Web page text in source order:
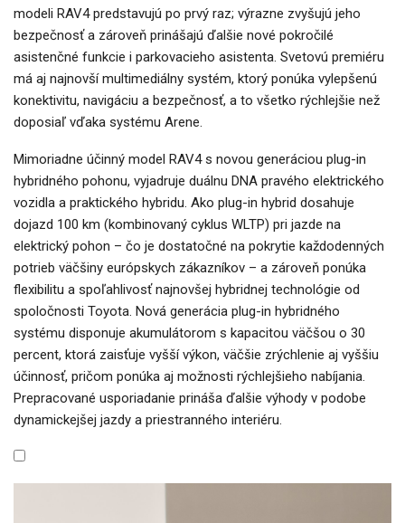
modeli RAV4 predstavujú po prvý raz; výrazne zvyšujú jeho
bezpečnosť a zároveň prinášajú ďalšie nové pokročilé
asistenčné funkcie i parkovacieho asistenta. Svetovú premiéru
má aj najnovší multimediálny systém, ktorý ponúka vylepšenú
konektivitu, navigáciu a bezpečnosť, a to všetko rýchlejšie než
doposiaľ vďaka systému Arene.
Mimoriadne účinný model RAV4 s novou generáciou plug-in
hybridného pohonu, vyjadruje duálnu DNA pravého elektrického
vozidla a praktického hybridu. Ako plug-in hybrid dosahuje
dojazd 100 km (kombinovaný cyklus WLTP) pri jazde na
elektrický pohon – čo je dostatočné na pokrytie každodenných
potrieb väčšiny európskych zákazníkov – a zároveň ponúka
flexibilitu a spoľahlivosť najnovšej hybridnej technológie od
spoločnosti Toyota. Nová generácia plug-in hybridného
systému disponuje akumulátorom s kapacitou väčšou o 30
percent, ktorá zaisťuje vyšší výkon, väčšie zrýchlenie aj vyššiu
účinnosť, pričom ponúka aj možnosti rýchlejšieho nabíjania.
Prepracované usporiadanie prináša ďalšie výhody v podobe
dynamickejšej jazdy a priestranného interiéru.